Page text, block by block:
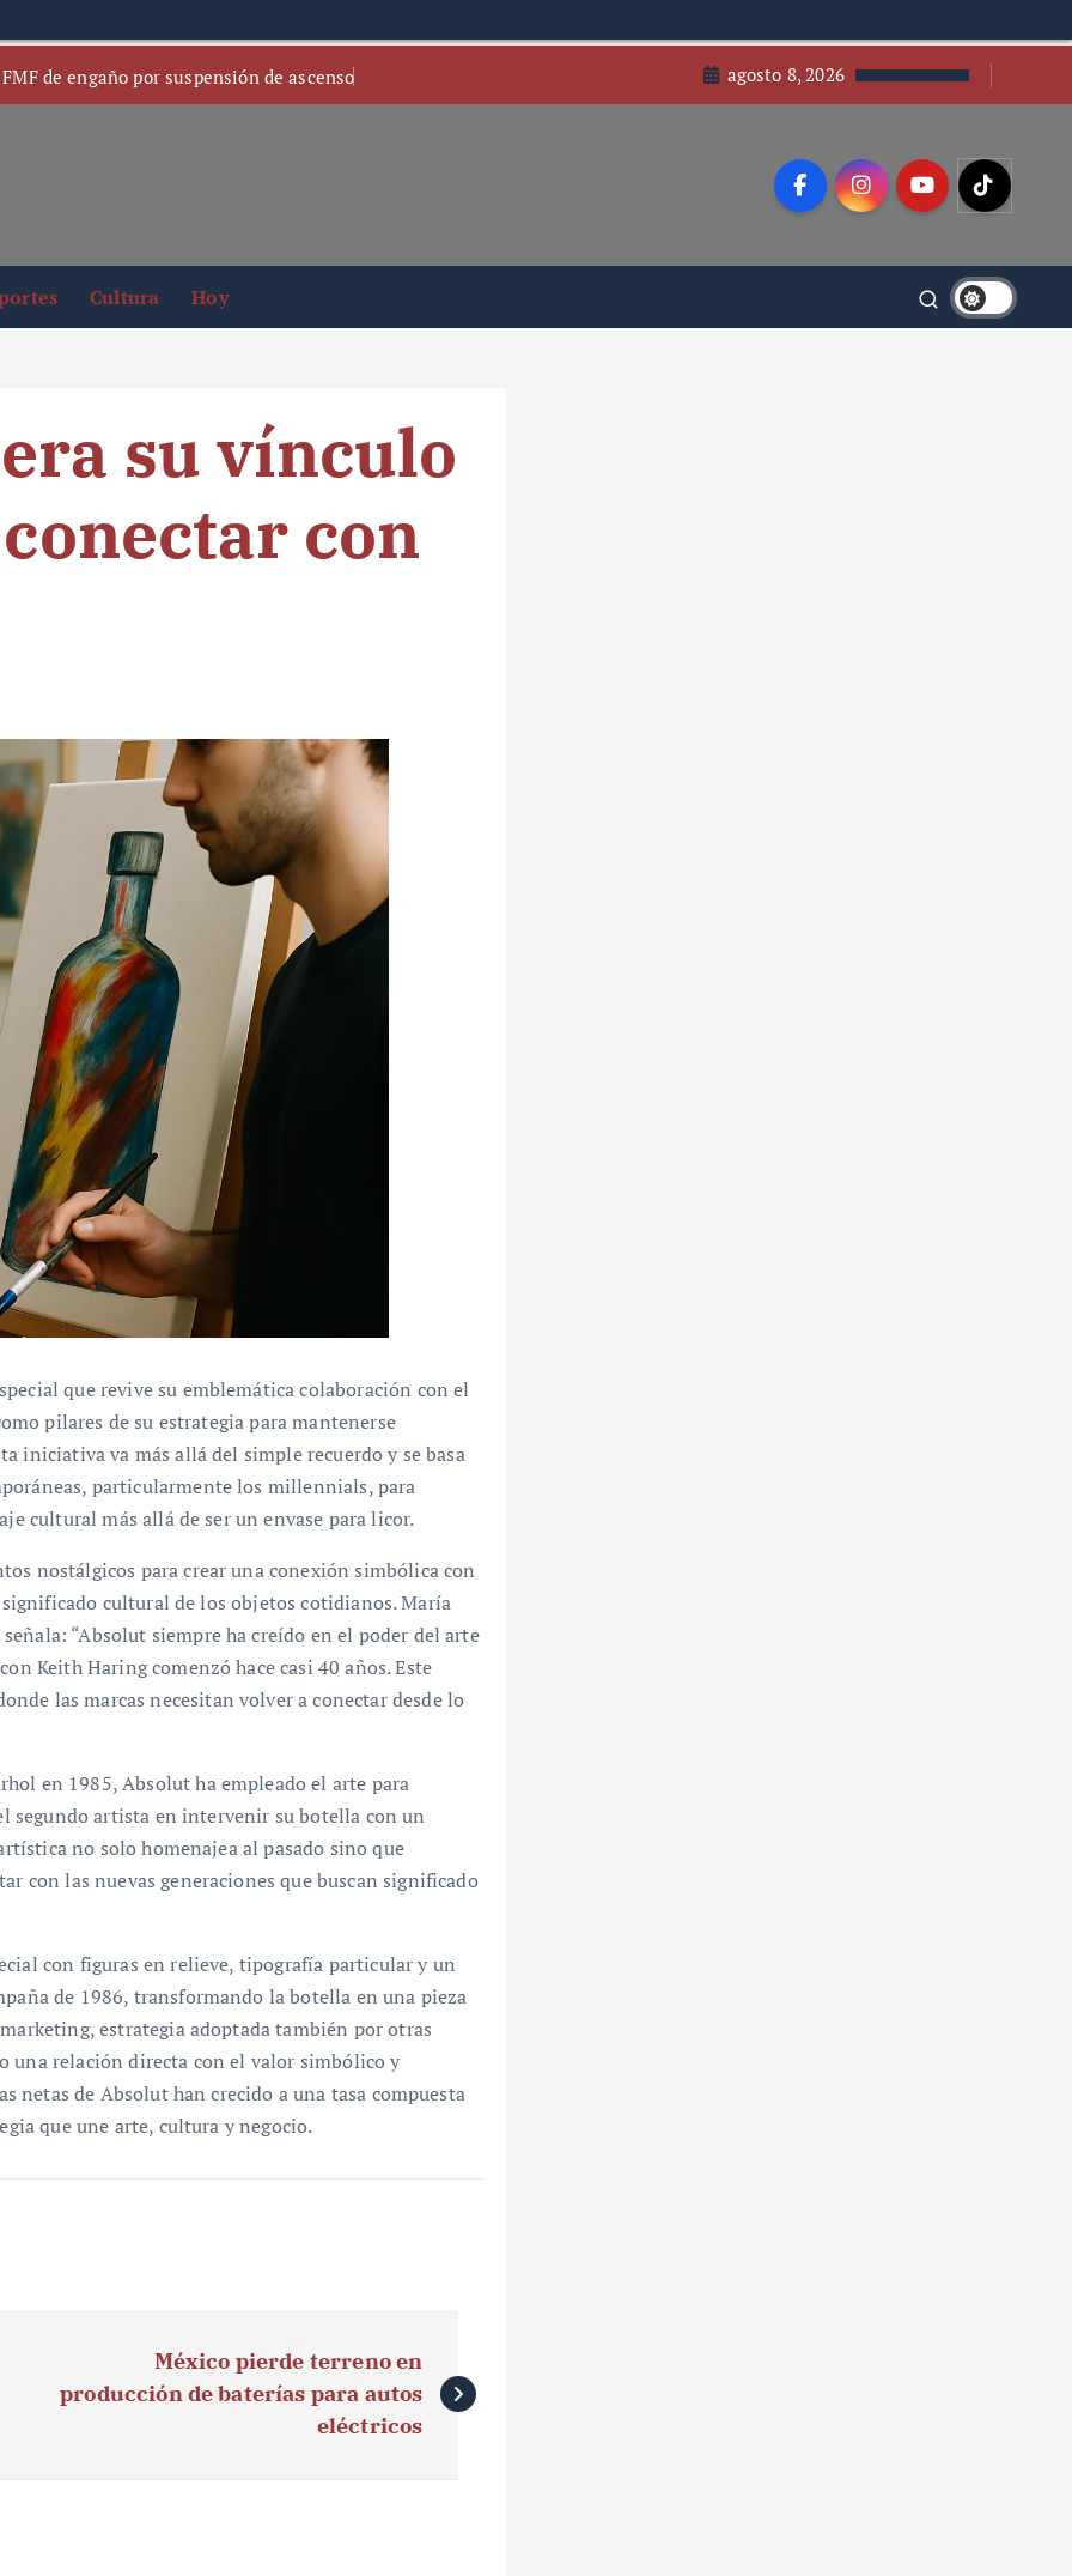
de engaño por suspensión de ascenso agosto 8, 2026
Cultura Hoy
su vínculo
con
que revive su emblemática colaboración con el
pilares de su estrategia para mantenerse
iniciativa va más allá del simple recuerdo y se basa
particularmente los millennials, para
cultural más allá de ser un envase para licor.
nostálgicos para crear una conexión simbólica con
cultural de los objetos cotidianos. María
“Absolut siempre ha creído en el poder del arte
Keith Haring comenzó hace casi 40 años. Este
las marcas necesitan volver a conectar desde lo
en 1985, Absolut ha empleado el arte para
segundo artista en intervenir su botella con un
no solo homenajea al pasado sino que
con las nuevas generaciones que buscan significado
con figuras en relieve, tipografía particular y un
de 1986, transformando la botella en una pieza
estrategia adoptada también por otras
una relación directa con el valor simbólico y
netas de Absolut han crecido a una tasa compuesta
que une arte, cultura y negocio.
México pierde terreno en
producción de baterías para autos
eléctricos